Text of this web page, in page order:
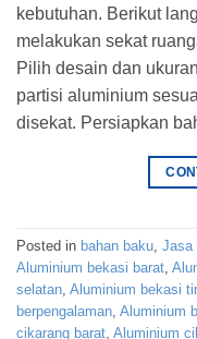
kebutuhan. Berikut
melakukan sekat
Pilih desain dan
partisi aluminium
disekat. Persiapkan
Posted in bahan baku Jasa
Aluminium bekasi barat
selatan Aluminium bekasi
berpengalaman Aluminium
cikarang barat Aluminium